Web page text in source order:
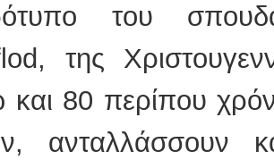
του
της
80 περίπου
ανταλλάσσουν